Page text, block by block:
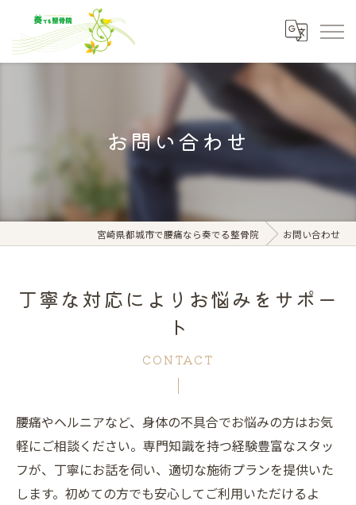
お問い合わせ
宮崎県都城市で腰痛なら奏でる整骨院 お問い合わせ
丁寧な対応によりお悩みをサポー
ト
CONTACT
腰痛やヘルニアなど、身体の不具合でお悩みの方はお気
軽にご相談ください。専門知識を持つ経験豊富なスタッ
フが、丁寧にお話を伺い、適切な施術プランを提供いた
します。初めての方でも安心してご利用いただけるよ